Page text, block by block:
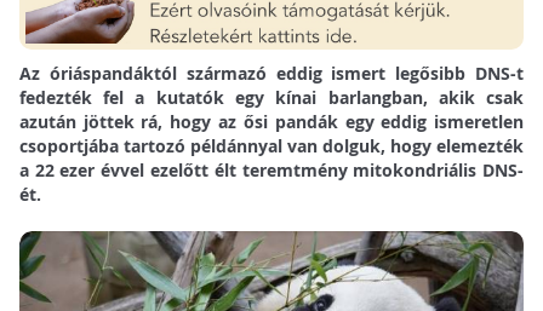
Az óriáspandáktól származó eddig ismert legősibb DNS-t
fedezték fel a kutatók egy kínai barlangban, akik csak
azután jöttek rá, hogy az ősi pandák egy eddig ismeretlen
csoportjába tartozó példánnyal van dolguk, hogy elemezték
a 22 ezer évvel ezelőtt élt teremtmény mitokondriális DNS-
ét.